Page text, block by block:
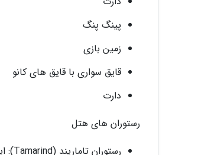
پینگ پنگ
زمین بازی
قایق سواری با قایق های کانو
دارت
رستوران های هتل
رستوران تاماریند (Tamarind): این رستوران غذاهای بین المللی را برای وعده های صبحانه، ناهار و شام سرو می نماید.